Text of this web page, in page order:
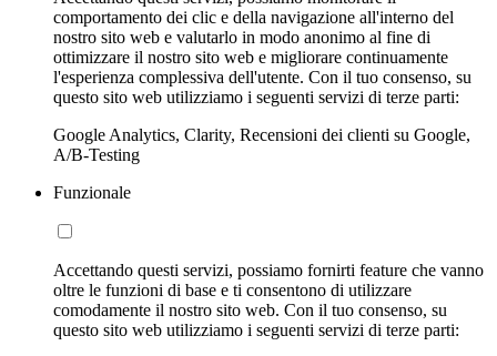
comportamento dei clic e della navigazione all'interno del
nostro sito web e valutarlo in modo anonimo al fine di
ottimizzare il nostro sito web e migliorare continuamente
l'esperienza complessiva dell'utente. Con il tuo consenso, su
questo sito web utilizziamo i seguenti servizi di terze parti:
Google Analytics, Clarity, Recensioni dei clienti su Google,
A/B-Testing
Funzionale
Accettando questi servizi, possiamo fornirti feature che vanno
oltre le funzioni di base e ti consentono di utilizzare
comodamente il nostro sito web. Con il tuo consenso, su
questo sito web utilizziamo i seguenti servizi di terze parti: